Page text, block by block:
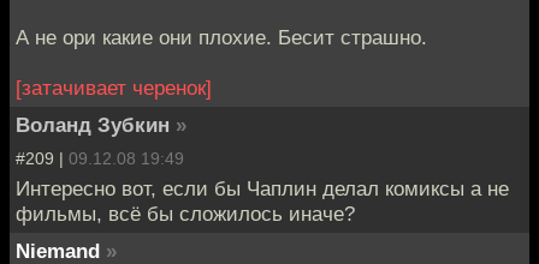
А не ори какие они плохие. Бесит страшно.
[затачивает черенок]
Воланд Зубкин »
#209 | 09.12.08 19:49
Интересно вот, если бы Чаплин делал комиксы а не
фильмы, всё бы сложилось иначе?
Niemand »